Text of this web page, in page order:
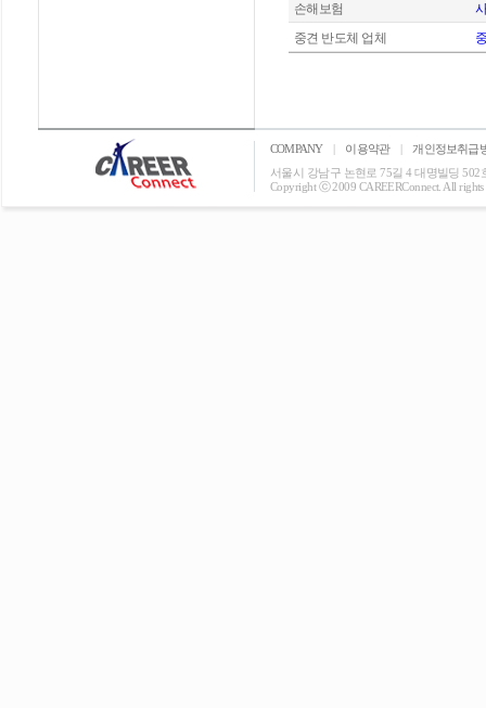
손해보험
중견 반도체 업체
COMPANY | 이용약관 |
개인정보취급
서울시 강남구 논현로 75길 4 대명빌딩 502
Copyright ⓒ 2009 CAREERConnect. All rights